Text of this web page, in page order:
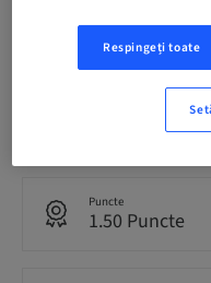
AUD 0.00
Puncte
1.50 Puncte
Respingeți toate